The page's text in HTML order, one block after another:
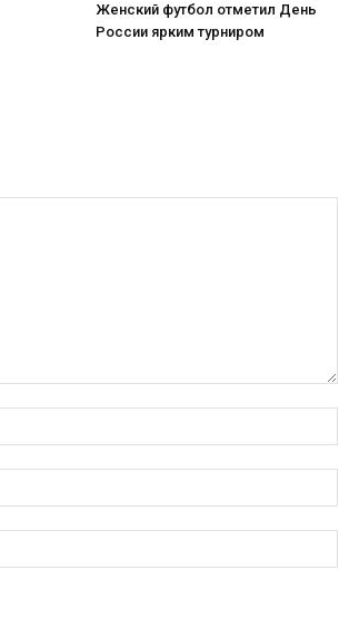
Женский футбол отметил День
России ярким турниром